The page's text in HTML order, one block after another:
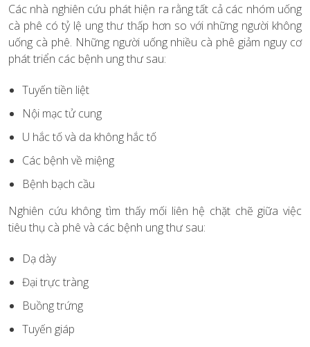
Các nhà nghiên cứu phát hiện ra rằng tất cả các nhóm uống
cà phê có tỷ lệ ung thư thấp hơn so với những người không
uống cà phê. Những người uống nhiều cà phê giảm nguy cơ
phát triển các bệnh ung thư sau:
Tuyến tiền liệt
Nội mạc tử cung
U hắc tố và da không hắc tố
Các bệnh về miệng
Bệnh bạch cầu
Nghiên cứu không tìm thấy mối liên hệ chặt chẽ giữa việc
tiêu thụ cà phê và các bệnh ung thư sau:
Dạ dày
Đại trực tràng
Buồng trứng
Tuyến giáp